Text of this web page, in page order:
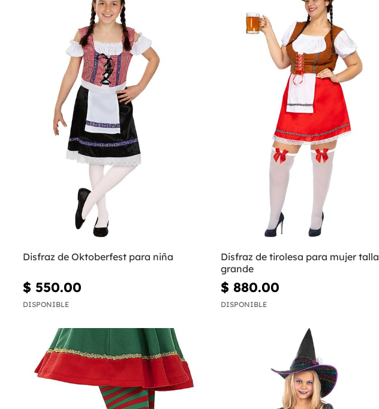
Disfraz de Oktoberfest para niña
$ 550.00
DISPONIBLE
Disfraz de tirolesa para mujer talla
grande
$ 880.00
DISPONIBLE